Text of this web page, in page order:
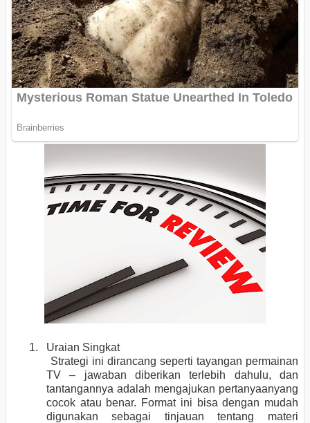
1. Uraian Singkat
Strategi ini dirancang seperti tayangan permainan
TV – jawaban diberikan terlebih dahulu, dan
tantangannya adalah mengajukan pertanyaanyang
cocok atau benar. Format ini bisa dengan mudah
digunakan sebagai tinjauan tentang materi